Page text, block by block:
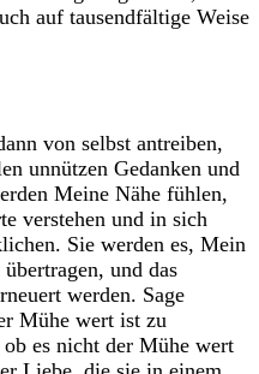
auf tausendfältige Weise
von selbst antreiben,
unnützen Gedanken und
Meine Nähe fühlen,
verstehen und in sich
Sie werden es, Mein
und das
werden. Sage
Mühe wert ist zu
es nicht der Mühe wert